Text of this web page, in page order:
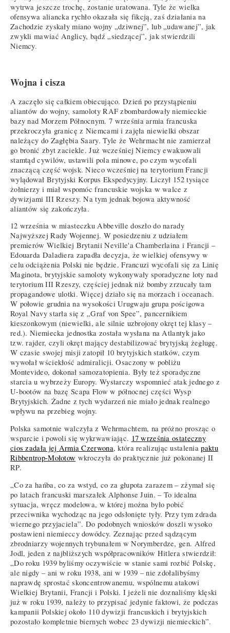
wytrwa jeszcze trochę, zostanie uratowana. Tyle że wielka
ofensywa aliancka rychło okazała się fikcją, zaś działania na
Zachodzie zyskały miano wojny „dziwnej”, lub „udawanej”, jak
zwykli mawiać Anglicy, bądź „siedzącej”, jak stwierdzili
Niemcy.
Wojna i cisza
A zaczęło się całkiem obiecująco. Dzień po przystąpieniu
aliantów do wojny, samoloty RAF zbombardowały niemieckie
bazy nad Morzem Północnym. 7 września armia francuska
przekroczyła granicę z Niemcami i zajęła niewielki obszar
należący do Zagłębia Saary. Tyle że Wehrmacht nie zamierzał
go bronić zbyt zaciekle. Już wcześniej Niemcy ewakuowali
stamtąd cywilów, ustawili pola minowe, po czym wycofali
znaczącą część wojsk. Nieco wcześniej na terytorium Francji
wylądował Brytyjski Korpus Ekspedycyjny. Liczył 152 tysiące
żołnierzy i miał wspomóc francuskie wojska w walce z
dywizjami III Rzeszy. Na tym jednak bojowa aktywność
aliantów się zakończyła.
12 września w miasteczku Abbeville doszło do narady
Najwyższej Rady Wojennej. W posiedzeniu z udziałem
premierów Wielkiej Brytanii Neville'a Chamberlaina i Francji –
Edouarda Daladiera zapadła decyzja, że wielkiej ofensywy w
celu odciążenia Polski nie będzie. Francuzi wycofali się za Linię
Maginota, brytyjskie samoloty wykonywały sporadyczne loty nad
terytorium III Rzeszy, częściej jednak niż bomby zrzucały tam
propagandowe ulotki. Więcej działo się na morzach i oceanach.
W połowie grudnia na wysokości Urugwaju grupa pościgowa
Royal Navy starła się z „Graf von Spee”, pancernikiem
kieszonkowym (niewielki, ale silnie uzbrojony okręt tej klasy –
red.). Niemiecka jednostka została wysłana na Atlantyk jako
tzw. rajder, czyli okręt mający destabilizować brytyjską żeglugę.
W czasie swojej misji zatopił 10 brytyjskich statków, czym
wywołał wściekłość admiralicji. Osaczony w pobliżu
Montevideo, dokonał samozatopienia. Były też sporadyczne
starcia u wybrzeży Europy. Wystarczy wspomnieć atak jednego z
U-bootów na bazę Scapa Flow w północnej części Wysp
Brytyjskich. Żadne z tych wydarzeń nie miało jednak realnego
wpływu na przebieg wojny.
Polska samotnie walczyła z Wehrmachtem, na próżno prosząc o
wsparcie i powoli się wykrwawiając. 17 września ostateczny
cios zadała jej Armia Czerwona, która realizując ustaleniapaktu
Ribbentrop-Mołotow wkroczyła do praktycznie już pokonanej II
RP.
„Co za hańba, co za wstyd, co za głupota zarazem – zżymał się
po latach francuski marszałek Alphonse Juin. – To idealna
sytuacja, wręcz modelowa, w której można było pobić
przeciwnika wychodząc na jego odsłonięte tyły. Przy tym zdrada
wiernego przyjaciela”. Do podobnych wniosków doszli wysoko
postawieni niemieccy dowódcy. Zeznając przed sądzącym
zbrodniarzy wojennych trybunałem w Norymberdze, gen. Alfred
Jodl, jeden z najbliższych współpracowników Hitlera stwierdził:
„Do roku 1939 byliśmy oczywiście w stanie sami rozbić Polskę,
ale nigdy – ani w roku 1938, ani w 1939 – nie zdołalibyśmy
naprawdę sprostać skoncentrowanemu, wspólnemu atakowi
Wielkiej Brytanii, Francji i Polski. I jeżeli nie doznaliśmy klęski
już w roku 1939, należy to przypisać jedynie faktowi, że podczas
kampanii Polskiej około 110 dywizji francuskich i brytyjskich
pozostało kompletnie biernych wobec 23 dywizji niemieckich”.